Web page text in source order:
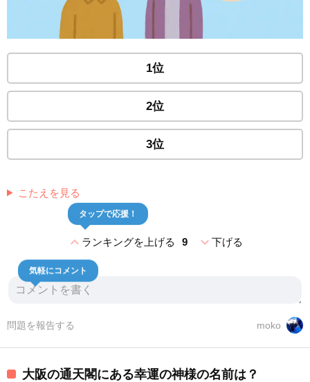
1位
2位
3位
こたえを見る
expand_lessランキングを上げる 9
タップで応援！
expand_more下げる
気軽にコメント
moko
問題を報告する
大阪の通天閣にある幸運の神様の名前は？